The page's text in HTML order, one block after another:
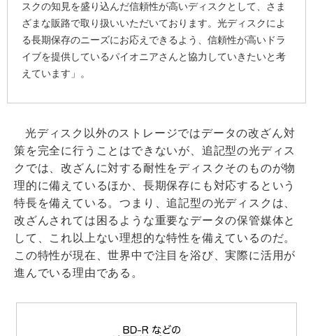
スクの知見を盛り込んだ信頼性が高いディスクとして、さま
ざまな販路で取り扱いいただいております。光ディスクによ
る長期保存のニーズにお応えできるよう、信頼性が高いドラ
イブを提供しているパイオニアさんと協力していきたいと考
えています」。
光ディスク以外のストレージではデータの改ざん対
策を完全に行うことはできないが、追記型の光ディス
クでは、改ざんに対する耐性をディスクそのものが物
理的に備えているほか、長期保存にも対応するという
特長を備えている。つまり、追記型の光ディスクは、
改ざんされては困るような重要なデータの保管媒体と
して、これ以上ない理想的な特性を備えているのだ。
この特性が現在、世界中で注目を浴び、実際に活用が
進んでいる理由である。